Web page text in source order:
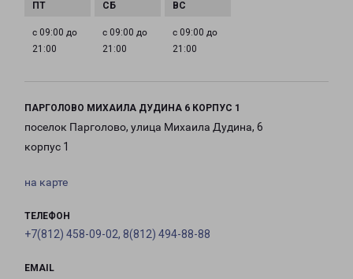
с 09:00 до
21:00
с 09:00 до
21:00
с 09:00 до
21:00
ПАРГОЛОВО МИХАИЛА ДУДИНА 6 КОРПУС 1
поселок Парголово, улица Михаила Дудина, 6
корпус 1
на карте
ТЕЛЕФОН
+7(812) 458-09-02, 8(812) 494-88-88
EMAIL